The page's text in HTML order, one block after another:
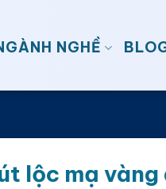
NGHỀ
lộc mạ